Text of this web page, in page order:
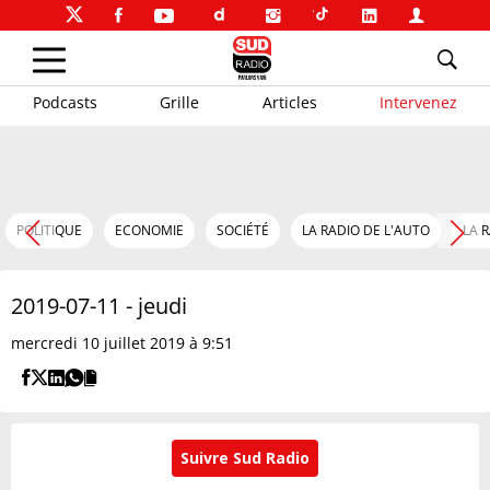
Podcasts Grille Articles Intervenez
POLITIQUE ECONOMIE SOCIÉTÉ LA RADIO DE L'AUTO LA
2019-07-11 - jeudi
mercredi 10 juillet 2019 à 9:51
Suivre Sud Radio